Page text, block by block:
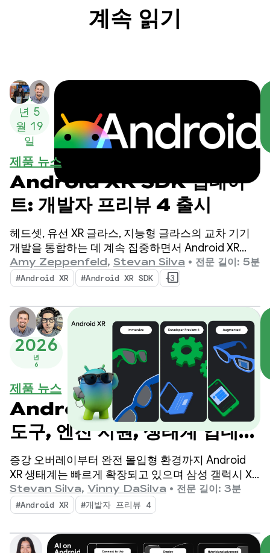
계속 읽기
2026
년 5
월 19
일
제품 뉴스
Android XR SDK 업데이
트: 개발자 프리뷰 4 출시
헤드셋, 유선 XR 글라스, 지능형 글라스의 교차 기기
개발을 통합하는 데 계속 집중하면서 Android XR
SDK의 개발자 프리뷰 4를 출시하게 되어 기쁩니다.
Amy Zeppenfeld, Stevan Silva • 전문 길이: 5분
#Android XR #Android XR SDK +3
2026
년
6
제품 뉴스
Android XR의 새로운 기능:
도구, 엔진 지원, 생태계 업데이
트
증강 오버레이부터 완전 몰입형 환경까지 Android
XR 생태계는 빠르게 확장되고 있으며 삼성 갤럭시 XR
은 이미 오늘 출시되었습니다.
Stevan Silva, Vinny DaSilva • 전문 길이: 3분
#Android XR #개발자 프리뷰 4